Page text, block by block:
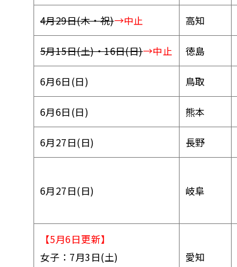
4月29日(木・祝)→中止 高知
5月15日(土)・16日(日)→中止 徳島
6月6日(日) 鳥取
6月6日(日) 熊本
6月27日(日) 長野
6月27日(日) 岐阜
【5月6日更新】
女子：7月3日(土)
愛知